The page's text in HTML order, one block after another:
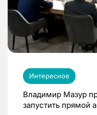
Интересное
Владимир Мазур
запустить прямой